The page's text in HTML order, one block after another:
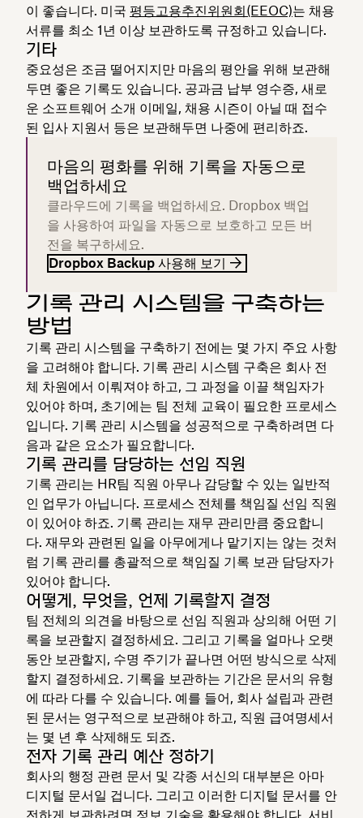
이 좋습니다. 미국 평등고용추진위원회(EEOC)는 채용
서류를 최소 1년 이상 보관하도록 규정하고 있습니다.
기타
중요성은 조금 떨어지지만 마음의 평안을 위해 보관해
두면 좋은 기록도 있습니다. 공과금 납부 영수증, 새로
운 소프트웨어 소개 이메일, 채용 시즌이 아닐 때 접수
된 입사 지원서 등은 보관해두면 나중에 편리하죠.
마음의 평화를 위해 기록을 자동으로
백업하세요
클라우드에 기록을 백업하세요. Dropbox 백업
을 사용하여 파일을 자동으로 보호하고 모든 버
전을 복구하세요.
Dropbox Backup 사용해 보기
기록 관리 시스템을 구축하는
방법
기록 관리 시스템을 구축하기 전에는 몇 가지 주요 사항
을 고려해야 합니다. 기록 관리 시스템 구축은 회사 전
체 차원에서 이뤄져야 하고, 그 과정을 이끌 책임자가
있어야 하며, 초기에는 팀 전체 교육이 필요한 프로세스
입니다. 기록 관리 시스템을 성공적으로 구축하려면 다
음과 같은 요소가 필요합니다.
기록 관리를 담당하는 선임 직원
기록 관리는 HR팀 직원 아무나 감당할 수 있는 일반적
인 업무가 아닙니다. 프로세스 전체를 책임질 선임 직원
이 있어야 하죠. 기록 관리는 재무 관리만큼 중요합니
다. 재무와 관련된 일을 아무에게나 맡기지는 않는 것처
럼 기록 관리를 총괄적으로 책임질 기록 보관 담당자가
있어야 합니다.
어떻게, 무엇을, 언제 기록할지 결정
팀 전체의 의견을 바탕으로 선임 직원과 상의해 어떤 기
록을 보관할지 결정하세요. 그리고 기록을 얼마나 오랫
동안 보관할지, 수명 주기가 끝나면 어떤 방식으로 삭제
할지 결정하세요. 기록을 보관하는 기간은 문서의 유형
에 따라 다를 수 있습니다. 예를 들어, 회사 설립과 관련
된 문서는 영구적으로 보관해야 하고, 직원 급여명세서
는 몇 년 후 삭제해도 되죠.
전자 기록 관리 예산 정하기
회사의 행정 관련 문서 및 각종 서신의 대부분은 아마
디지털 문서일 겁니다. 그리고 이러한 디지털 문서를 안
전하게 보관하려면 정보 기술을 활용해야 합니다. 서비